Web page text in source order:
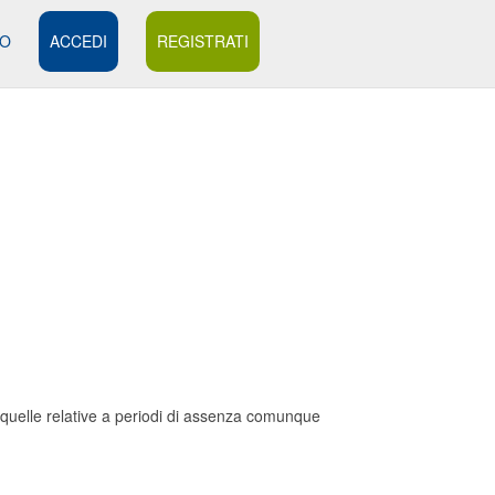
ACCEDI REGISTRATI
relative a periodi di assenza comunque